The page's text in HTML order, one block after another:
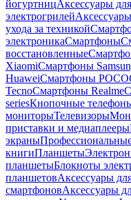
йогуртницАксессуары
электрогрилей
ухода за техникой
электроникаСмартфоны
восстановленные
XiaomiСмартфоны
HuaweiСмартфоны POCO
TecnoСмартфоны Realme
seriesКнопочные
мониторыТелевизоры
приставки и медиаплееры
экраны
книгиПланшеты
планшетыБлокноты
планшетовАксессуары
смартфоновАксессуары